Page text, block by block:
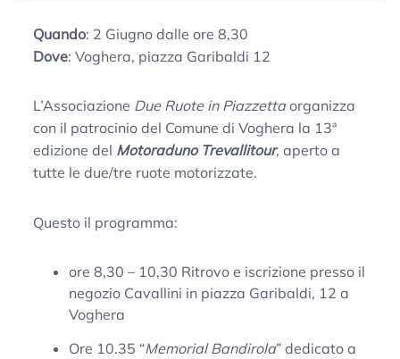
Quando: 2 Giugno dalle ore 8,30
Dove: Voghera, piazza Garibaldi 12
L’Associazione Due Ruote in Piazzettaorganizza
con il patrocinio del Comune di Voghera la 13ª
edizione del Motoraduno Trevallitour, aperto a
tutte le due/tre ruote motorizzate.
Questo il programma:
ore 8,30 – 10,30 Ritrovo e iscrizione presso il
negozio Cavallini in piazza Garibaldi, 12 a
Voghera
Ore 10.35 “Memorial Bandirola” dedicato a